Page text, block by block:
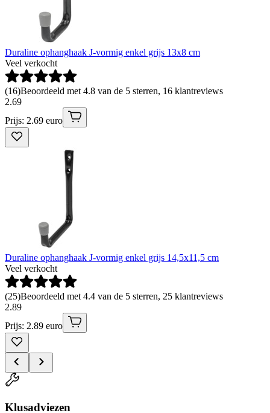
Duraline ophanghaak J-vormig enkel grijs 13x8 cm
Veel verkocht
(16)Beoordeeld met 4.8 van de 5 sterren, 16 klantreviews
2.69
Prijs: 2.69 euro
Duraline ophanghaak J-vormig enkel grijs 14,5x11,5 cm
Veel verkocht
(25)Beoordeeld met 4.4 van de 5 sterren, 25 klantreviews
2.89
Prijs: 2.89 euro
Klusadviezen